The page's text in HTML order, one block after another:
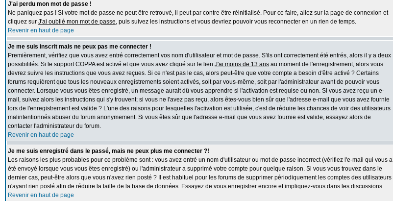
J'ai perdu mon mot de passe !
Ne paniquez pas ! Si votre mot de passe ne peut être retrouvé, il peut par contre être réinitialisé. Pour ce faire, allez sur la page de connexion et
cliquez sur J'ai oublié mon mot de passe, puis suivez les instructions et vous devriez pouvoir vous reconnecter en un rien de temps.
Revenir en haut de page
Je me suis inscrit mais ne peux pas me connecter !
Premièrement, vérifiez que vous avez entré correctement vos nom d'utilisateur et mot de passe. S'ils ont correctement été entrés, alors il y a deux
possibilités. Si le support COPPA est activé et que vous avez cliqué sur le lien J'ai moins de 13 ans au moment de l'enregistrement, alors vous
devrez suivre les instructions que vous avez reçues. Si ce n'est pas le cas, alors peut-être que votre compte a besoin d'être activé ? Certains
forums requièrent que tous les nouveaux enregistrements soient activés, soit par vous-même, soit par l'administrateur avant de pouvoir vous
connecter. Lorsque vous vous êtes enregistré, un message aurait dû vous apprendre si l'activation est requise ou non. Si vous avez reçu un e-
mail, suivez alors les instructions qui s'y trouvent; si vous ne l'avez pas reçu, alors êtes-vous bien sûr que l'adresse e-mail que vous avez fournie
lors de l'enregistrement est valide ? L'une des raisons pour lesquelles l'activation est utilisée, c'est de réduire les chances de voir des utilisateurs
malintentionnés abuser du forum anonymement. Si vous êtes sûr que l'adresse e-mail que vous avez fournie est valide, essayez alors de
contacter l'administrateur du forum.
Revenir en haut de page
Je me suis enregistré dans le passé, mais ne peux plus me connecter ?!
Les raisons les plus probables pour ce problème sont : vous avez entré un nom d'utilisateur ou mot de passe incorrect (vérifiez l'e-mail qui vous a
été envoyé lorsque vous vous êtes enregistré) ou l'administrateur a supprimé votre compte pour quelque raison. Si vous vous trouvez dans le
dernier cas, peut-être alors que vous n'avez rien posté ? Il est habituel pour les forums de supprimer périodiquement les comptes des utilisateurs
n'ayant rien posté afin de réduire la taille de la base de données. Essayez de vous enregistrer encore et impliquez-vous dans les discussions.
Revenir en haut de page